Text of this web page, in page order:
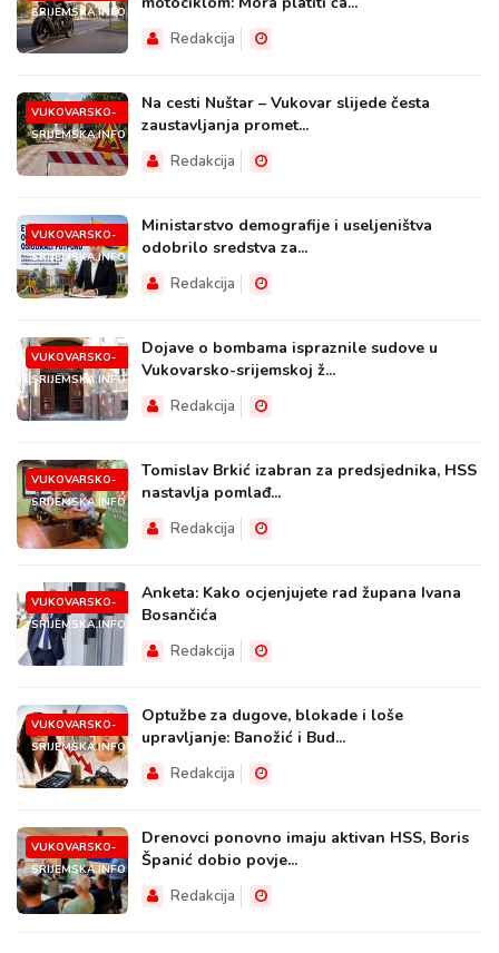
SRIJEMSKA.INFO
Redakcija
VUKOVARSKO-
SRIJEMSKA.INFO
Na cesti Nuštar – Vukovar slijede česta
zaustavljanja promet...
Redakcija
VUKOVARSKO-
SRIJEMSKA.INFO
Ministarstvo demografije i useljeništva
odobrilo sredstva za...
Redakcija
VUKOVARSKO-
SRIJEMSKA.INFO
Dojave o bombama ispraznile sudove u
Vukovarsko-srijemskoj ž...
Redakcija
VUKOVARSKO-
SRIJEMSKA.INFO
Tomislav Brkić izabran za predsjednika, HSS
nastavlja pomlađ...
Redakcija
VUKOVARSKO-
SRIJEMSKA.INFO
Anketa: Kako ocjenjujete rad župana Ivana
Bosančića
Redakcija
VUKOVARSKO-
SRIJEMSKA.INFO
Optužbe za dugove, blokade i loše
upravljanje: Banožić i Bud...
Redakcija
VUKOVARSKO-
SRIJEMSKA.INFO
Drenovci ponovno imaju aktivan HSS, Boris
Španić dobio povje...
Redakcija